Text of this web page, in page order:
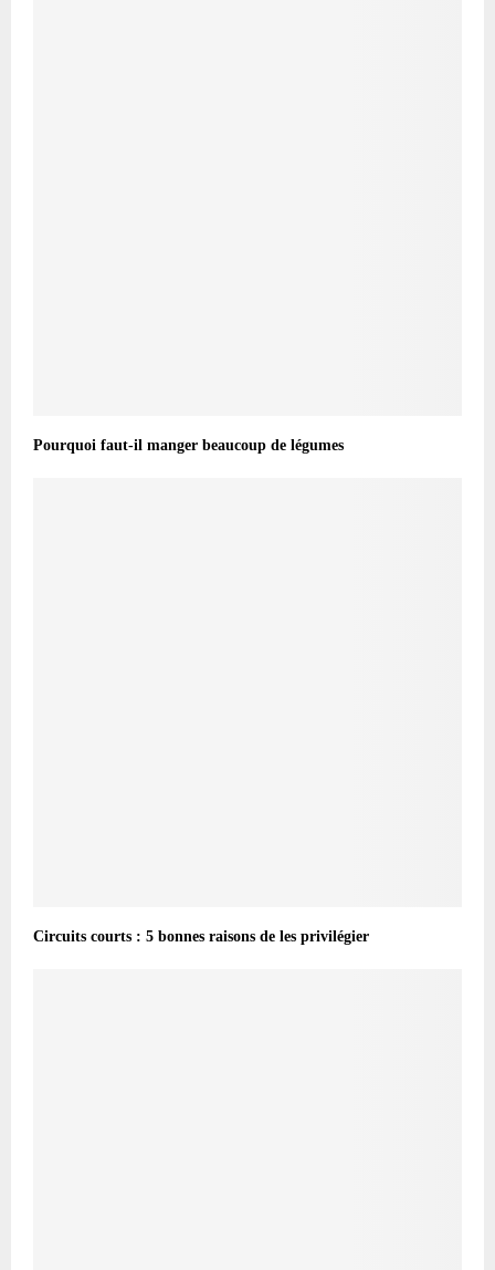
Pourquoi faut-il manger beaucoup de légumes
Circuits courts : 5 bonnes raisons de les privilégier